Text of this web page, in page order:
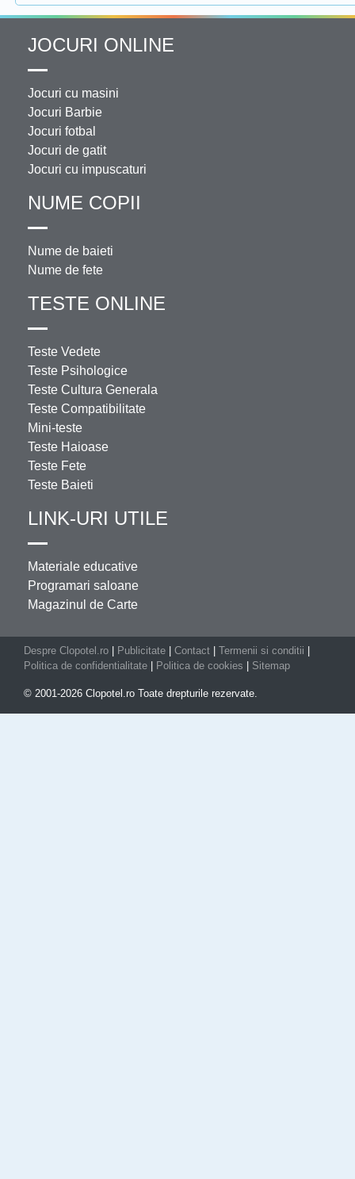
JOCURI ONLINE
Jocuri cu masini
Jocuri Barbie
Jocuri fotbal
Jocuri de gatit
Jocuri cu impuscaturi
NUME COPII
Nume de baieti
Nume de fete
TESTE ONLINE
Teste Vedete
Teste Psihologice
Teste Cultura Generala
Teste Compatibilitate
Mini-teste
Teste Haioase
Teste Fete
Teste Baieti
LINK-URI UTILE
Materiale educative
Programari saloane
Magazinul de Carte
Despre Clopotel.ro Publicitate Contact Termenii si conditii
Politica de confidentialitate
Politica de cookies Sitemap
© 2001-2026 Clopotel.ro Toate drepturile rezervate.